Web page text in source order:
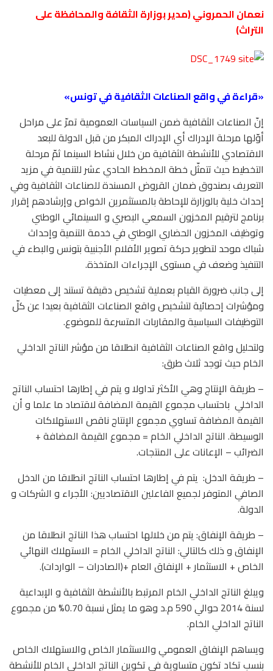
نعمان الحمروني (مدير بوزارة الثقافة والمحافظة على
التراث)
«قراءة في واقع الصناعات الثقافية في تونس»
إنّ الصناعات الثقافية ضمن السياسات العمومية تمرّ على مراحل
أوّلها مرحلة الإدراك أي الإدراك المبكر من قبل الدولة للبعد
الاقتصادي للأنشطة الثقافية من خلال نشاط السينما ثمّ مرحلة
التخطيط حيث تتمثّل خطة المخطط الحادي عشر للتنمية في مزيد
التعريف بصندوق ضمان القروض المسندة للصناعات الثقافية وفي
إحداث خلية بالوزارة للإحاطة بالمستثمرين الخواص وإرشادهم إقرار
برنامج لترقيم المخزون السمعي البصري و السينمائي الوطني
وتوظيف المخزون الحضاري الوطني في خدمة التنمية وإحداث
شباك موحد لتطوير حركة تصوير الأفلام الأجنبية بتونس والبطء في
التنفيذ وضعف في مستوى الإجراءات المتخذة.
إلى جانب ضرورة القيام بعملية تشخيص دقيقة تستند إلى معطيات
ومؤشرات إحصائية لتشخيص واقع الصناعات الثقافية بعيدا عن كلّ
التوظيفات السياسية والمقاربات المتسرعة للموضوع.
ولتحليل واقع الصناعات الثقافية انطلاقا من مؤشر الناتج الداخلي
الخام حيث توجد ثلاث طرق:
– طريقة الإنتاج وهي الأكثر تداولا و يتم في إطارها احتساب الناتج
الداخلي باحتساب مجموع القيمة المضافة لاقتصاد ما علما و أن
القيمة المضافة تساوي مجموع الإنتاج ناقص الاستهلاكات
الوسيطة. الناتج الداخلي الخام = مجموع القيمة المضافة +
الضرائب – الإعانات على المنتجات.
– طريقة الدخل: يتم في إطارها احتساب الناتج انطلاقا من الدخل
الصافي المتوفر لجميع الفاعلين الاقتصاديين: الأجراء و الشركات و
الدولة.
– طريقة الإنفاق: يتم من خلالها احتساب هذا الناتج انطلاقا من
الإنفاق و ذلك كالتالي: الناتج الداخلي الخام = الاستهلاك النهائي
الخاص + الاستثمار + الإنفاق العام +(الصادرات – الواردات).
ويبلغ الناتج الداخلي الخام المرتبط بالأنشطة الثقافية و الإبداعية
لسنة 2014 حوالي 590 م.د وهو ما يمثل نسبة 0.70% من مجموع
الناتج الداخلي الخام.
ويساهم الإنفاق العمومي والاستثمار الخاص والاستهلاك الخاص
بنسب تكاد تكون متساوية في تكوين الناتج الداخلي الخام للأنشطة